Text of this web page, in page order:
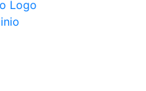
Logo